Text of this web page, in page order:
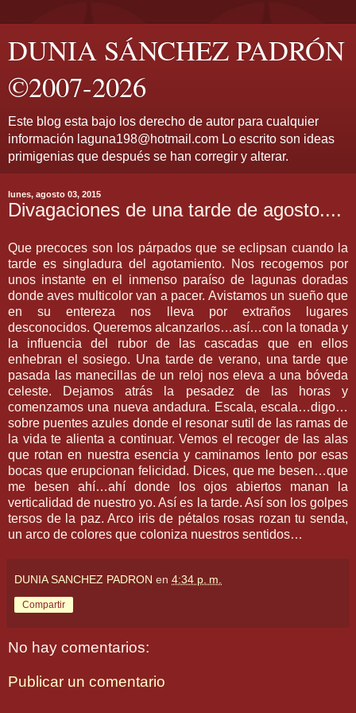
DUNIA SÁNCHEZ PADRÓN
©2007-2026
Este blog esta bajo los derecho de autor para cualquier
información laguna198@hotmail.com Lo escrito son ideas
primigenias que después se han corregir y alterar.
lunes, agosto 03, 2015
Divagaciones de una tarde de agosto....
Que precoces son los párpados que se eclipsan cuando la
tarde es singladura del agotamiento. Nos recogemos por
unos instante en el inmenso paraíso de lagunas doradas
donde aves multicolor van a pacer. Avistamos un sueño que
en su entereza nos lleva por extraños lugares
desconocidos. Queremos alcanzarlos…así…con la tonada y
la influencia del rubor de las cascadas que en ellos
enhebran el sosiego. Una tarde de verano, una tarde que
pasada las manecillas de un reloj nos eleva a una bóveda
celeste. Dejamos atrás la pesadez de las horas y
comenzamos una nueva andadura. Escala, escala…digo…
sobre puentes azules donde el resonar sutil de las ramas de
la vida te alienta a continuar. Vemos el recoger de las alas
que rotan en nuestra esencia y caminamos lento por esas
bocas que erupcionan felicidad. Dices, que me besen…que
me besen ahí…ahí donde los ojos abiertos manan la
verticalidad de nuestro yo. Así es la tarde. Así son los golpes
tersos de la paz. Arco iris de pétalos rosas rozan tu senda,
un arco de colores que coloniza nuestros sentidos…
DUNIA SANCHEZ PADRON en 4:34 p. m.
Compartir
No hay comentarios:
Publicar un comentario